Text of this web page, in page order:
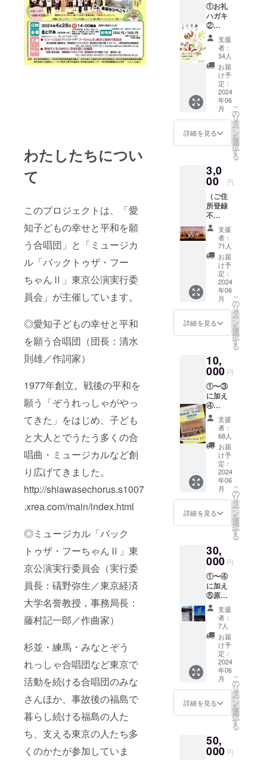
わたしたちについ
て
このプロジェクトは、「愛
知子どもの幸せと平和を願
う合唱団」と「ミュージカ
ル「バックトゥザ・フー
ちゃんⅡ」東京公演実行委
員会」が主催しています。
◎愛知子どもの幸せと平和
を願う合唱団（団長：清水
則雄／作詞家）
1977年創立。戦後の平和を
願う「ぞうれっしゃがやっ
てきた」をはじめ、子ども
と大人とでうたう多くの合
唱曲・ミュージカルなど創
り広げてきました。
http://shiawasechorus.s1007
.xrea.com/main/index.html
◎ミュージカル「バック
トゥザ・フーちゃんⅡ」東
京公演実行委員会（実行委
員長：礒野弥生／東京経済
大学名誉教授，事務局長：
藤村記一郎／作曲家）
杉並・練馬・みなとぞう
れっしゃ合唱団など東京で
活動を続ける合唱団のみな
さんほか、事故後の福島で
暮らし続ける福島の人た
ち、支える東京の人たち多
くのかたが参加していま
①お礼
ハガキ
②
ミュー
ジカル
公演の
アーカ
イブ動
画配信
③当日
配布パ
ンフ
レット
にお名
前掲載
（3月31
分ま
で）
支援
者：
34人
お届
け予
定：
2024
年06
月
詳細を見る
こ
の
リ
タ
ー
ン
を
選
択
す
る
3,0
00 円
（ご住
所登録
不
要！）
①お礼
メール
②
ミュー
ジカル
公演の
アーカ
イブ動
画配信
③当日
配布パ
ンフ
にお名
前掲載
（3月31
日受付
分ま
で）
支援
者：
71人
お届
け予
定：
2024
年06
月
詳細を見る
こ
の
リ
タ
ー
ン
を
選
択
す
る
10,
000 円
①〜③
に加え
④
ミュー
ジカル
公演の
記録
DVDと
報告集
支援
者：
68人
お届
け予
定：
2024
年06
月
詳細を見る
こ
の
リ
タ
ー
ン
を
選
択
す
る
30,
000 円
①〜④
に加え
⑤原発
事故被
災地の
津島の
映像
DVD「
ふるさ
と津
島」
支援
者：
7人
お届
け予
定：
2024
年06
月
詳細を見る
こ
の
リ
タ
ー
ン
を
選
択
す
る
50,
000 円